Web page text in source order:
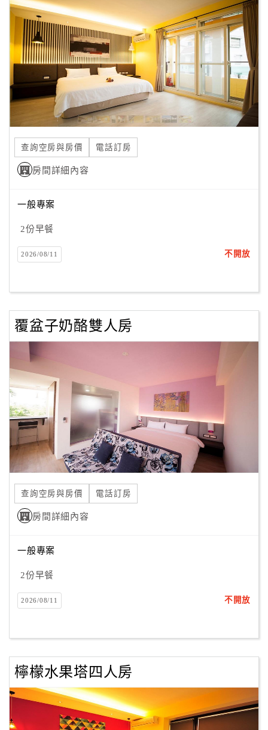
單
Line
線
紅
利
查
訂
房
Q&A
旅
卡
請
款
收
據
合
作
提
案
店
作
商
合
作
查詢空房與房價 電話訂房
房間詳細內容
一般專案
2份早餐
2026/08/11 不開放
覆盆子奶酪雙人房
查詢空房與房價 電話訂房
房間詳細內容
一般專案
2份早餐
2026/08/11 不開放
檸檬水果塔四人房